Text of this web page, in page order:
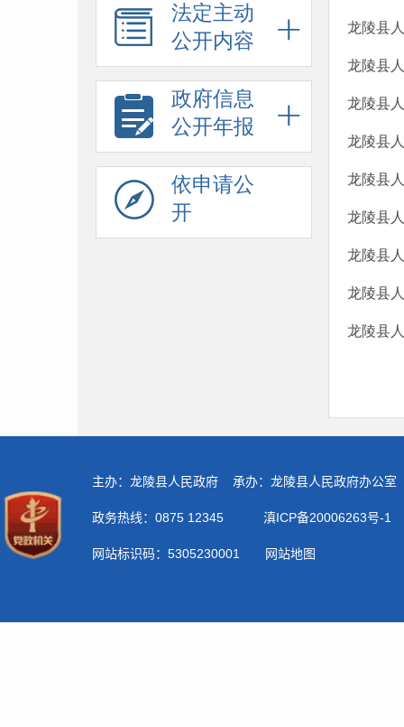
法定主动
公开内容
政府信息
公开年报
依申请公
开
龙陵县
龙陵县
龙陵县
龙陵县
龙陵县
龙陵县
龙陵县
龙陵县
龙陵县